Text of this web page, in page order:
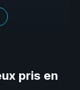
pris en